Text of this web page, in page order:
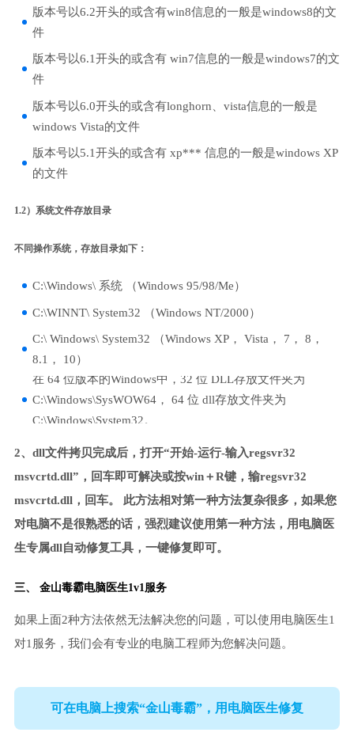
版本号以6.2开头的或含有win8信息的一般是windows8的文
件
版本号以6.1开头的或含有 win7信息的一般是windows7的文
件
版本号以6.0开头的或含有longhorn、vista信息的一般是
windows Vista的文件
版本号以5.1开头的或含有 xp*** 信息的一般是windows XP
的文件
1.2）系统文件存放目录
不同操作系统，存放目录如下：
C:\Windows\ 系统 （Windows 95/98/Me）
C:\WINNT\ System32 （Windows NT/2000）
C:\ Windows\ System32 （Windows XP， Vista， 7， 8，
8.1， 10）
在 64 位版本的Windows中，32 位 DLL存放文件夹为
C:\Windows\SysWOW64， 64 位 dll存放文件夹为
C:\Windows\System32。
2、dll文件拷贝完成后，打开“开始-运行-输入regsvr32
msvcrtd.dll”，回车即可解决或按win＋R键，输regsvr32
msvcrtd.dll，回车。 此方法相对第一种方法复杂很多，如果您
对电脑不是很熟悉的话，强烈建议使用第一种方法，用电脑医
生专属dll自动修复工具，一键修复即可。
三、 金山毒霸电脑医生1v1服务
如果上面2种方法依然无法解决您的问题，可以使用电脑医生1
对1服务，我们会有专业的电脑工程师为您解决问题。
可在电脑上搜索“金山毒霸”，用电脑医生修复